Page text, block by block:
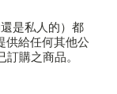
是私人的）都
供給任何其他公
購之商品。